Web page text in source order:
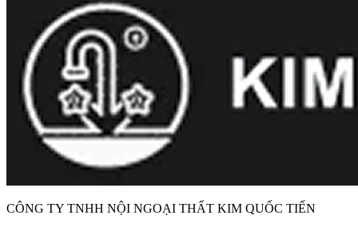
CÔNG TY TNHH NỘI NGOẠI THẤT KIM QUỐC TIẾN